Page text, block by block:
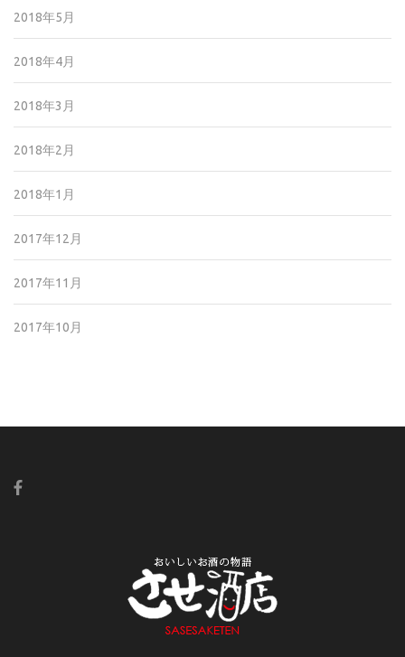
2018年5月
2018年4月
2018年3月
2018年2月
2018年1月
2017年12月
2017年11月
2017年10月